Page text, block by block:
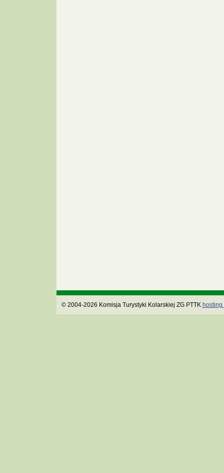
© 2004-2026 Komisja Turystyki Kolarskiej ZG PTTK hosting